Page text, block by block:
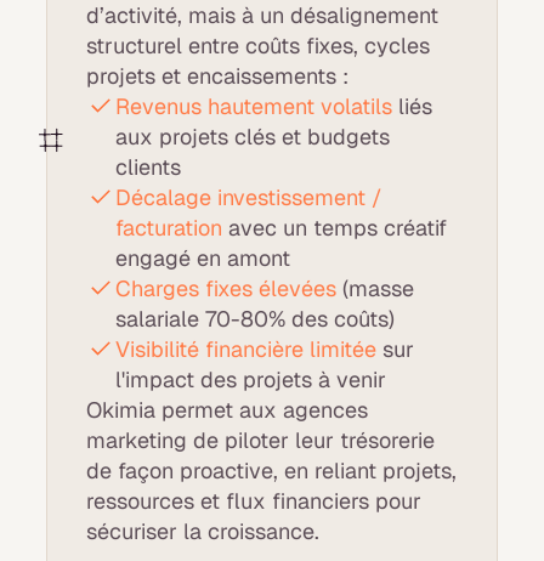
d’activité, mais à un désalignement
structurel entre coûts fixes, cycles
projets et encaissements :
Revenus hautement volatils liés
aux projets clés et budgets
clients
Décalage investissement /
facturationavec un temps créatif
engagé en amont
Charges fixes élevées (masse
salariale 70-80% des coûts)
Visibilité financière limitée sur
l'impact des projets à venir
Okimia permet aux agences
marketing de piloter leur trésorerie
de façon proactive, en reliant projets,
ressources et flux financiers pour
sécuriser la croissance.